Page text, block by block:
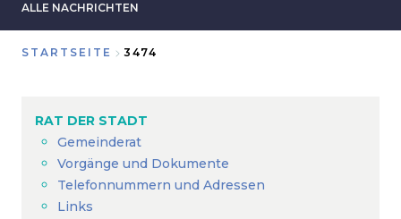
ALLE NACHRICHTEN
STARTSEITE 3474
RAT DER STADT
Gemeinderat
Vorgänge und Dokumente
Telefonnummern und Adressen
Links